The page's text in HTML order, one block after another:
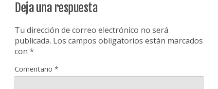
Deja una respuesta
Tu dirección de correo electrónico no será
publicada. Los campos obligatorios están marcados
con *
Comentario *